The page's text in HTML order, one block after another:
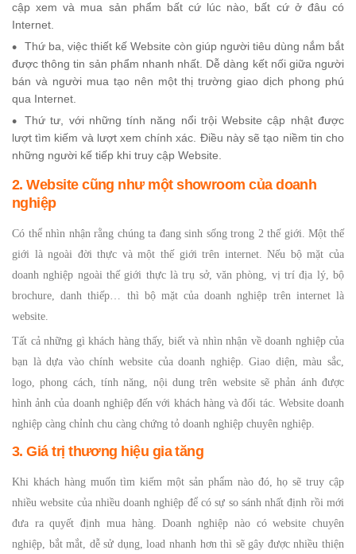
cập xem và mua sản phẩm bất cứ lúc nào, bất cứ ở đâu có
Internet.
Thứ ba, việc thiết kế Website còn giúp người tiêu dùng nắm bắt
được thông tin sản phẩm nhanh nhất. Dễ dàng kết nối giữa người
bán và người mua tạo nên một thị trường giao dịch phong phú
qua Internet.
Thứ tư, với những tính năng nổi trội Website cập nhật được
lượt tìm kiếm và lượt xem chính xác. Điều này sẽ tạo niềm tin cho
những người kế tiếp khi truy cập Website.
2. Website cũng như một showroom của doanh
nghiệp
Có thể nhìn nhận rằng chúng ta đang sinh sống trong 2 thế giới. Một thế
giới là ngoài đời thực và một thế giới trên internet. Nếu bộ mặt của
doanh nghiệp ngoài thế giới thực là trụ sở, văn phòng, vị trí địa lý, bộ
brochure, danh thiếp… thì bộ mặt của doanh nghiệp trên internet là
website.
Tất cả những gì khách hàng thấy, biết và nhìn nhận về doanh nghiệp của
bạn là dựa vào chính website của doanh nghiệp. Giao diện, màu sắc,
logo, phong cách, tính năng, nội dung trên website sẽ phản ánh được
hình ảnh của doanh nghiệp đến với khách hàng và đối tác. Website doanh
nghiệp càng chỉnh chu càng chứng tỏ doanh nghiệp chuyên nghiệp.
3. Giá trị thương hiệu gia tăng
Khi khách hàng muốn tìm kiếm một sản phẩm nào đó, họ sẽ truy cập
nhiều website của nhiều doanh nghiệp để có sự so sánh nhất định rồi mới
đưa ra quyết định mua hàng. Doanh nghiệp nào có website chuyên
nghiệp, bắt mắt, dễ sử dụng, load nhanh hơn thì sẽ gây được nhiều thiện